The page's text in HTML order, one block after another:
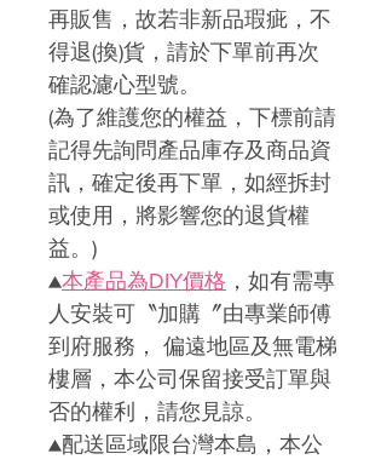
再販售，故若非新品瑕疵，不
得退(換)貨，請於下單前再次
確認濾心型號。
(為了維護您的權益，下標前請
記得先詢問產品庫存及商品資
訊，確定後再下單，如經拆封
或使用，將影響您的退貨權
益。)
▲本產品為DIY價格 ，如有需專
人安裝可〝加購〞由專業師傅
到府服務， 偏遠地區及無電梯
樓層，本公司保留接受訂單與
否的權利，請您見諒。
▲配送區域限台灣本島，本公